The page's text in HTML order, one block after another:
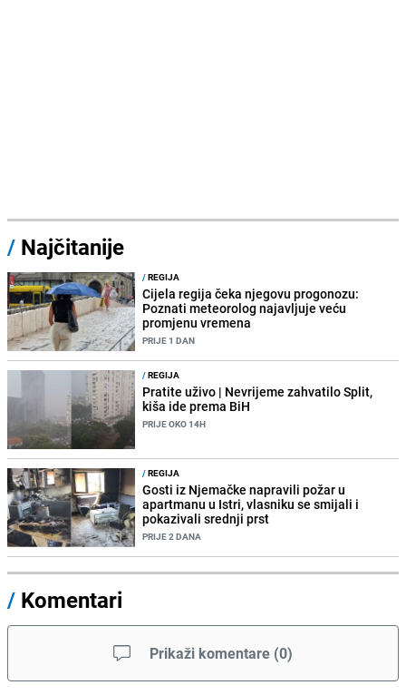
/ Najčitanije
/REGIJA
Cijela regija čeka njegovu progonozu:
Poznati meteorolog najavljuje veću
promjenu vremena
PRIJE 1 DAN
/REGIJA
Pratite uživo | Nevrijeme zahvatilo Split,
kiša ide prema BiH
PRIJE OKO 14H
/REGIJA
Gosti iz Njemačke napravili požar u
apartmanu u Istri, vlasniku se smijali i
pokazivali srednji prst
PRIJE 2 DANA
/ Komentari
Prikaži komentare (0)